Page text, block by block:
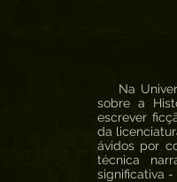
Na
sobre a
escrever
da
ávidos por
técnica
significativa -